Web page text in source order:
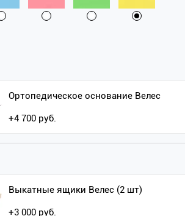
Ортопедическое основание Велес
+4 700 руб.
Выкатные ящики Велес (2 шт)
+3 000 руб.